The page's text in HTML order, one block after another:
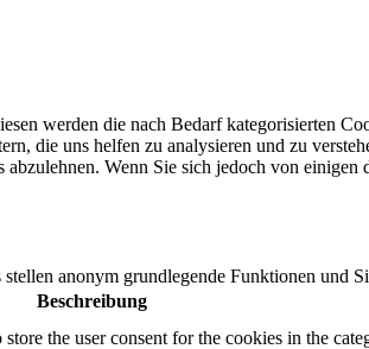
werden die nach Bedarf kategorisierten
die uns helfen zu analysieren und zu
abzulehnen. Wenn Sie sich jedoch von einigen
anonym grundlegende Funktionen und
Beschreibung
the user consent for the cookies in the